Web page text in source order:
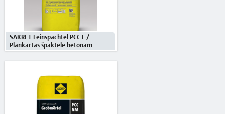
SAKRET Feinspachtel PCC F /
Plānkārtas špaktele betonam